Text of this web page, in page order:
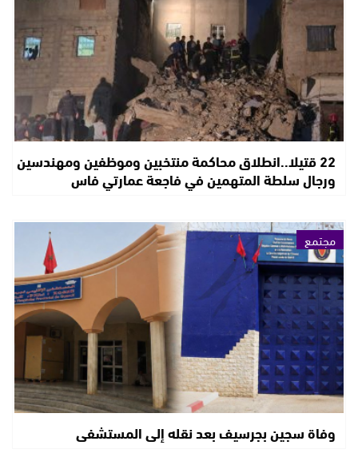
22 قتيلا..انطلاق محاكمة منتخبين وموظفين ومهندسين
ورجال سلطة المتهمين في فاجعة عمارتي فاس
مجتمع
وفاة سجين بجرسيف بعد نقله إلى المستشفى